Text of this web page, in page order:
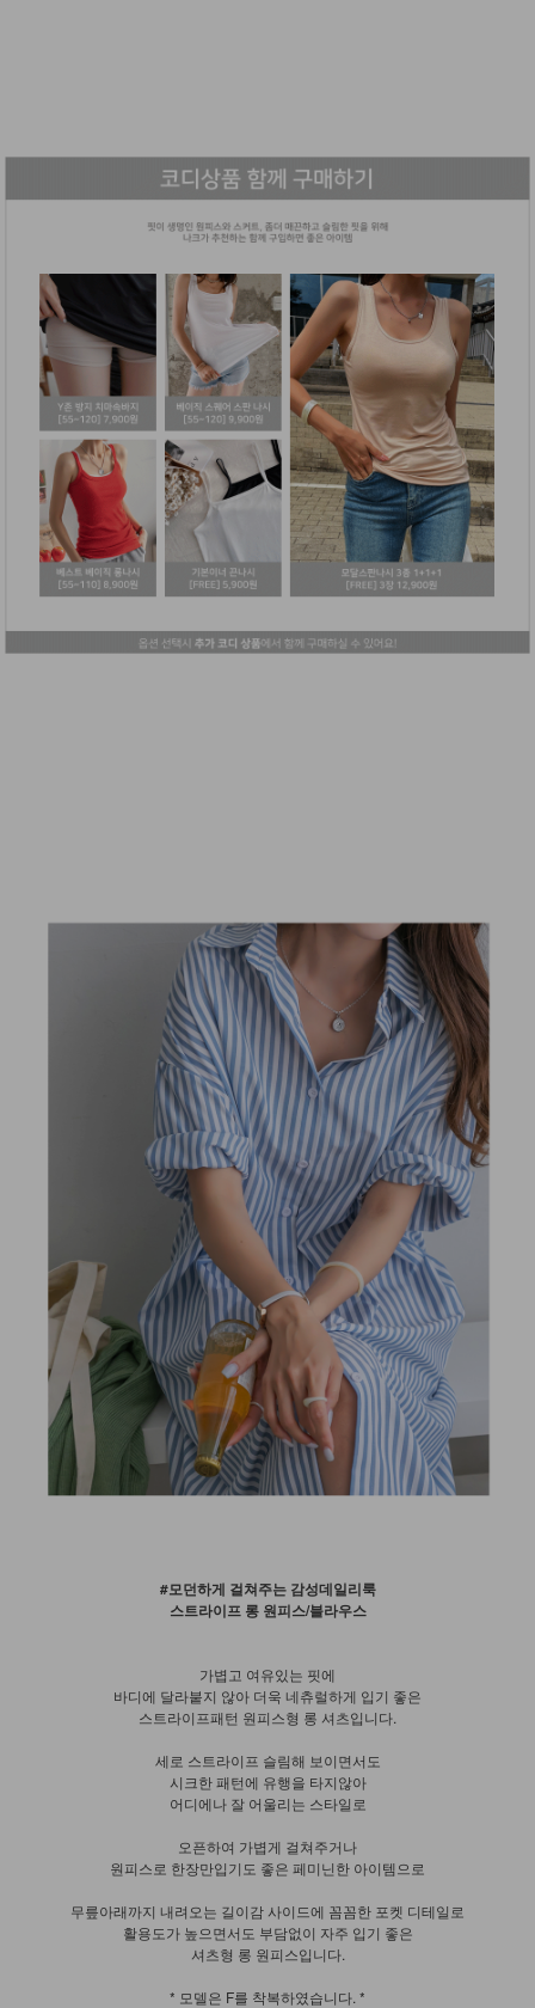
#모던하게 걸쳐주는 감성데일리룩
스트라이프 롱 원피스/블라우스
가볍고 여유있는 핏에
바디에 달라붙지 않아 더욱 네츄럴하게 입기 좋은
스트라이프패턴 원피스형 롱 셔츠입니다.
세로 스트라이프 슬림해 보이면서도
시크한 패턴에 유행을 타지않아
어디에나 잘 어울리는 스타일로
오픈하여 가볍게 걸쳐주거나
원피스로 한장만입기도 좋은 페미닌한 아이템으로
무릎아래까지 내려오는 길이감 사이드에 꼼꼼한 포켓 디테일로
활용도가 높으면서도 부담없이 자주 입기 좋은
셔츠형 롱 원피스입니다.
* 모델은 F를 착복하였습니다. *